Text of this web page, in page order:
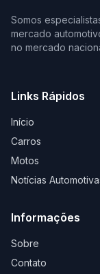
Somos
mercado
no mercado
Links Rápidos
Início
Carros
Motos
Notícias
Informações
Sobre
Contato